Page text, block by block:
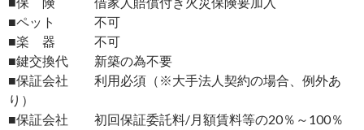
■ペット 不可
■楽 器 不可
■鍵交換代 新築の為不要
■保証会社 利用必須（※大手法人契約の場合、例外あ
り）
■保証会社 初回保証委託料/月額賃料等の20％～100％